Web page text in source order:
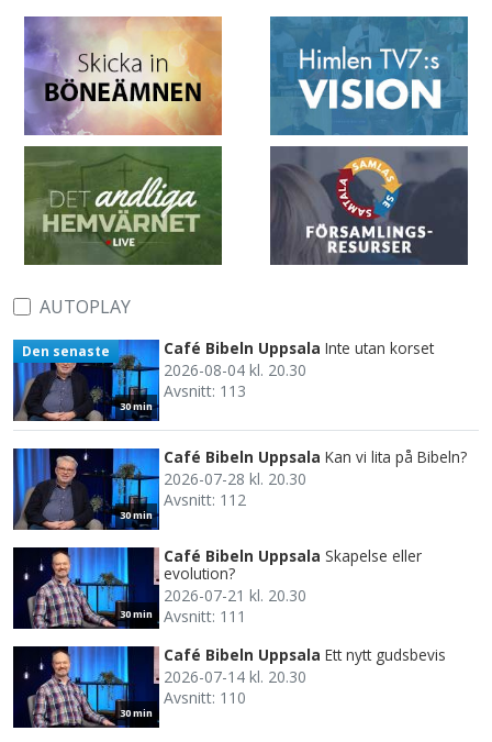
AUTOPLAY
30 min
Den senaste Café Bibeln Uppsala Inte utan korset
2026-08-04 kl. 20.30
Avsnitt: 113
30 min
Café Bibeln Uppsala Kan vi lita på Bibeln?
2026-07-28 kl. 20.30
Avsnitt: 112
30 min
Café Bibeln Uppsala Skapelse eller
evolution?
2026-07-21 kl. 20.30
Avsnitt: 111
30 min
Café Bibeln Uppsala Ett nytt gudsbevis
2026-07-14 kl. 20.30
Avsnitt: 110